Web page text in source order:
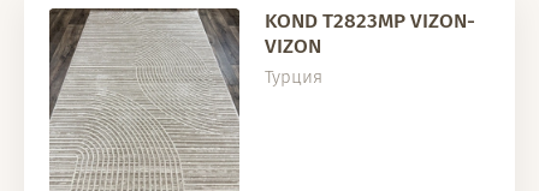
KOND T2823MP VIZON-
VIZON
Турция